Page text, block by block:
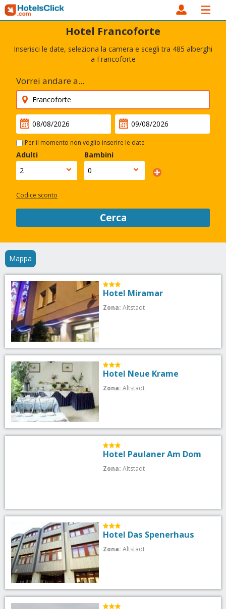
Hotel Francoforte
Inserisci le date, seleziona la camera e scegli tra 485 alberghi
a Francoforte
Vorrei andare a...
Per il momento non voglio inserire le date
Adulti Bambini
Codice sconto
Cerca
Mappa
Hotel Miramar
Zona: Altstadt
Hotel Neue Krame
Zona: Altstadt
Hotel Paulaner Am Dom
Zona: Altstadt
Hotel Das Spenerhaus
Zona: Altstadt